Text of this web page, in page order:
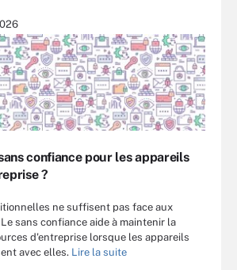
confiance pour les appareils
?
ne suffisent pas face aux
sans confiance aide à maintenir la
d'entreprise lorsque les appareils
avec elles. Lire la suite